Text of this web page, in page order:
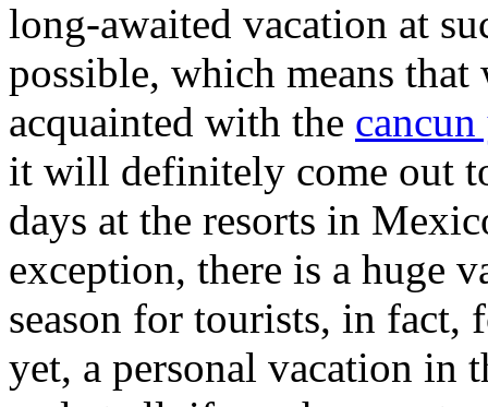
long-awaited vacation at
possible, which means
acquainted with the
it will definitely come out
days at the resorts in
exception, there is a huge
season for tourists, in fact,
yet, a personal vacation in